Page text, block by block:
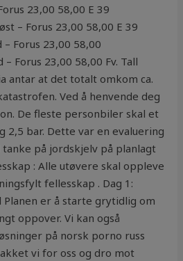
23,00 58,00 E 39
– Forus 23,00 58,00 E 39
Forus 23,00 58,00
Forus 23,00 58,00 Fv. Tall
antar at det totalt omkom ca.
Ved å henvende deg
De fleste personbiler skal et
2,5 bar. Dette var en evaluering
på jordskjelv på planlagt
: Alle utøvere skal oppleve
fellesskap . Dag 1:
er å starte grytidlig om
oppover. Vi kan også
på norsk porno russ
vi for oss og dro mot